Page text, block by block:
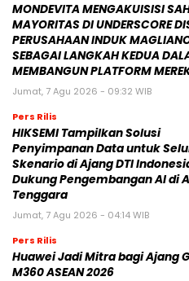
MONDEVITA MENGAKUISISI
MAYORITAS DI UNDERSCORE
PERUSAHAAN INDUK
SEBAGAI LANGKAH KEDUA
MEMBANGUN PLATFORM
Jumat, 7 Agu 2026 - 09:32 WIB
Pers Rilis
HIKSEMI Tampilkan Solusi
Penyimpanan Data untuk
Skenario di Ajang DTI
Dukung Pengembangan AI di
Tenggara
Jumat, 7 Agu 2026 - 04:14 WIB
Pers Rilis
Huawei Jadi Mitra bagi Ajang
M360 ASEAN 2026